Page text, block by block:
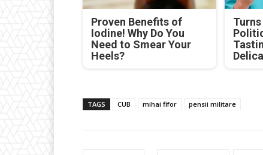
Proven Benefits of
Iodine! Why Do You
Need to Smear Your
Heels?
TAGS CUB mihai fifor pensii militare